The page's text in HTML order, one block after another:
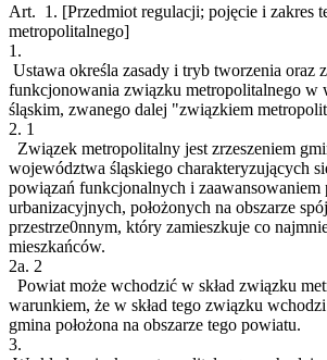
Art. 1. [Przedmiot regulacji; pojęcie i zakres
metropolitalnego]
1.
Ustawa określa zasady i tryb tworzenia oraz
funkcjonowania związku metropolitalnego w
śląskim, zwanego dalej "związkiem
2. 1
Związek metropolitalny jest zrzeszeniem
województwa śląskiego charakteryzujących
powiązań funkcjonalnych i zaawansowaniem
urbanizacyjnych, położonych na obszarze
przestrze0nnym, który zamieszkuje co
mieszkańców.
2a. 2
Powiat może wchodzić w skład związku
warunkiem, że w skład tego związku
gmina położona na obszarze tego powiatu.
3.